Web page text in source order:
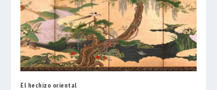
El hechizo oriental